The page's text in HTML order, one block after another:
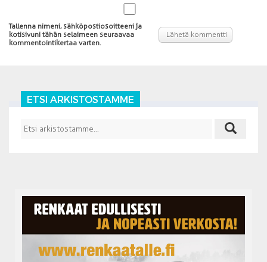
Tallenna nimeni, sähköpostiosoitteeni ja
kotisivuni tähän selaimeen seuraavaa
kommentointikertaa varten.
ETSI ARKISTOSTAMME